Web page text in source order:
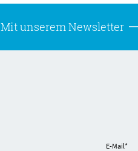
Mit unserem Newsletter
E-Mail*